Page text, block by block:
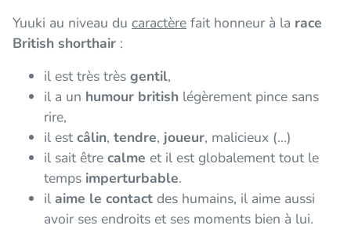
Yuuki au niveau du caractère fait honneur à la race
British shorthair :
il est très très gentil,
il a un humour british légèrement pince sans
rire,
il estcâlin, tendre, joueur, malicieux (...)
il sait être calme et il est globalement tout le
temps imperturbable.
il aime le contact des humains, il aime aussi
avoir ses endroits et ses moments bien à lui.